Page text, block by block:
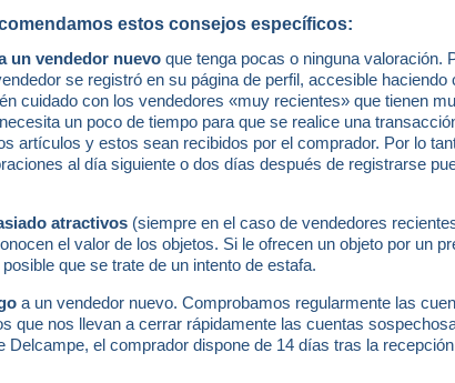
estos consejos específicos:
un vendedor nuevo que tenga pocas o ninguna valoración.
se registró en su página de perfil, accesible haciendo
cuidado con los vendedores «muy recientes» que tienen
un poco de tiempo para que se realice una
artículos y estos sean recibidos por el comprador. Por lo
al día siguiente o dos días después de registrarse
atractivos (siempre en el caso de vendedores
el valor de los objetos. Si le ofrecen un objeto por un
que se trate de un intento de estafa.
a un vendedor nuevo. Comprobamos regularmente las
que nos llevan a cerrar rápidamente las cuentas
Delcampe, el comprador dispone de 14 días tras la